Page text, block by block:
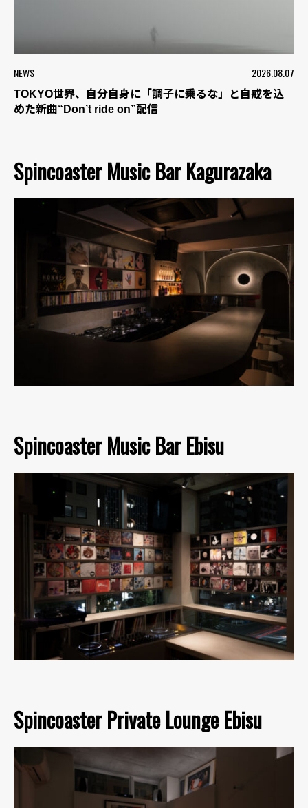
NEWS 2026.08.07
TOKYO世界、自分自身に「調子に乗るな」と自戒を込
めた新曲“Don’t ride on”配信
Spincoaster Music Bar Kagurazaka
Spincoaster Music Bar Ebisu
Spincoaster Private Lounge Ebisu